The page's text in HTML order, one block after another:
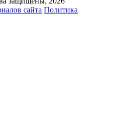
сайта Политика